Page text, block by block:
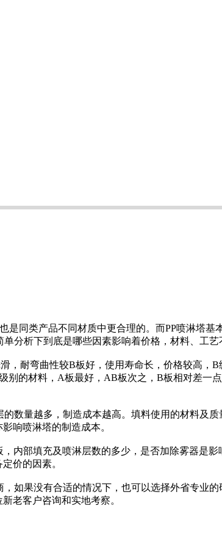
同类产品不同材质中更合理的。而PP喷淋塔基
分析下到底是哪些因素影响着价格，材料、工艺
耐弯曲性较B板好，使用寿命长，价格较高，
的材料，A板最好，AB板次之，B板相对差一
数量越多，制造成本越高。填料使用的材料及
响喷淋塔的制造成本。
部填充及喷淋层数的多少，是否加除雾器是
价的因素。
如果没有合适的情况下，也可以选择外省专业
老客户咨询和实地考察。